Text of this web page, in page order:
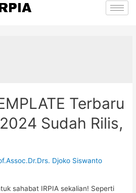
IRPIA
Terbaru
Sudah Rilis,
Djoko Siswanto
sahabat IRPIA sekalian! Seperti